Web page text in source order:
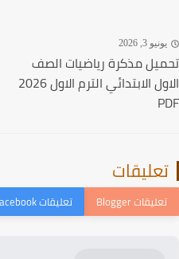
3, 2026
مذكرة رياضيات الصف
الاول الابتدائي الترم الاول 2026